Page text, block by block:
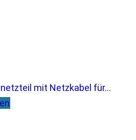
mit Netzkabel für...